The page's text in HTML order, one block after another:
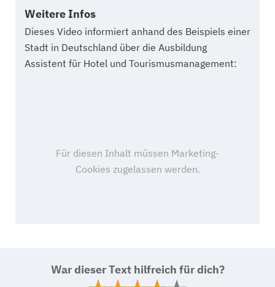
Weitere Infos
Dieses Video informiert anhand des Beispiels einer
Stadt in Deutschland über die Ausbildung
Assistent für Hotel und Tourismusmanagement:
War dieser Text hilfreich für dich?